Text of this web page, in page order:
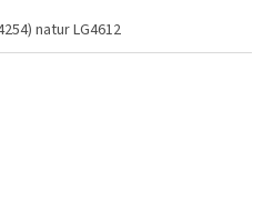
natur LG4612